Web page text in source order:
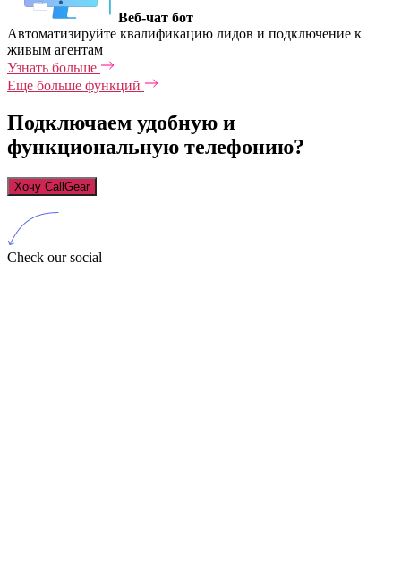
Веб-чат бот
Автоматизируйте квалификацию лидов и подключение к
живым агентам
Узнать больше
Еще больше функций
Подключаем удобную и
функциональную телефонию?
Хочу CallGear
Check our social